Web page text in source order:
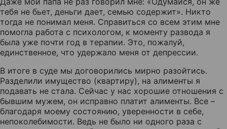
тебя не бьет, деньги дает, семью содержит». Никто
тогда не понимал меня. Справиться со всем этим мне
помогла работа с психологом, к моменту развода я
была уже почти год в терапии. Это, пожалуй,
единственное, что удержало меня от депрессии.
В итоге в суде мы договорились мирно разойтись.
Разделили имущество (квартиру), на алименты я
подавать не стала. Сейчас у нас хорошие отношения с
бывшим мужем, он исправно платит алименты. Все –
благодаря моему состоянию, уверенности в себе,
непоколебимости. Ведь не было ни одного раза с